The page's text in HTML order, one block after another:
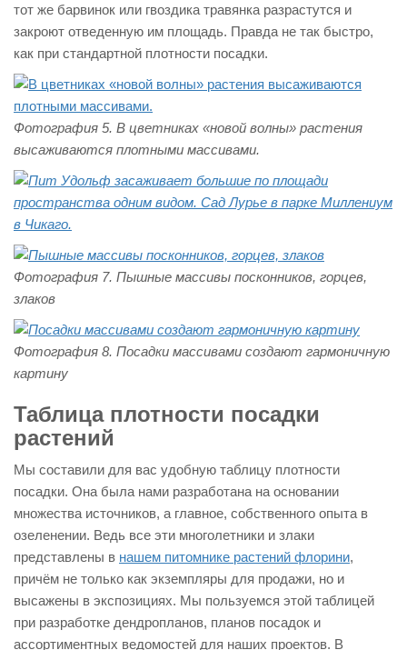
тот же барвинок или гвоздика травянка разрастутся и
закроют отведенную им площадь. Правда не так быстро,
как при стандартной плотности посадки.
Фотография 5. В цветниках «новой волны» растения
высаживаются плотными массивами.
Фотография 7. Пышные массивы посконников, горцев,
злаков
Фотография 8. Посадки массивами создают гармоничную
картину
Таблица плотности посадки
растений
Мы составили для вас удобную таблицу плотности
посадки. Она была нами разработана на основании
множества источников, а главное, собственного опыта в
озеленении. Ведь все эти многолетники и злаки
представлены в нашем питомнике растений флорини,
причём не только как экземпляры для продажи, но и
высажены в экспозициях. Мы пользуемся этой таблицей
при разработке дендропланов, планов посадок и
ассортиментных ведомостей для наших проектов. В